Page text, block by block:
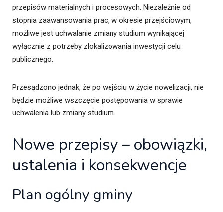
przepisów materialnych i procesowych. Niezależnie od
stopnia zaawansowania prac, w okresie przejściowym,
możliwe jest uchwalanie zmiany studium wynikającej
wyłącznie z potrzeby zlokalizowania inwestycji celu
publicznego.
Przesądzono jednak, że po wejściu w życie nowelizacji, nie
będzie możliwe wszczęcie postępowania w sprawie
uchwalenia lub zmiany studium.
Nowe przepisy – obowiązki,
ustalenia i konsekwencje
Plan ogólny gminy